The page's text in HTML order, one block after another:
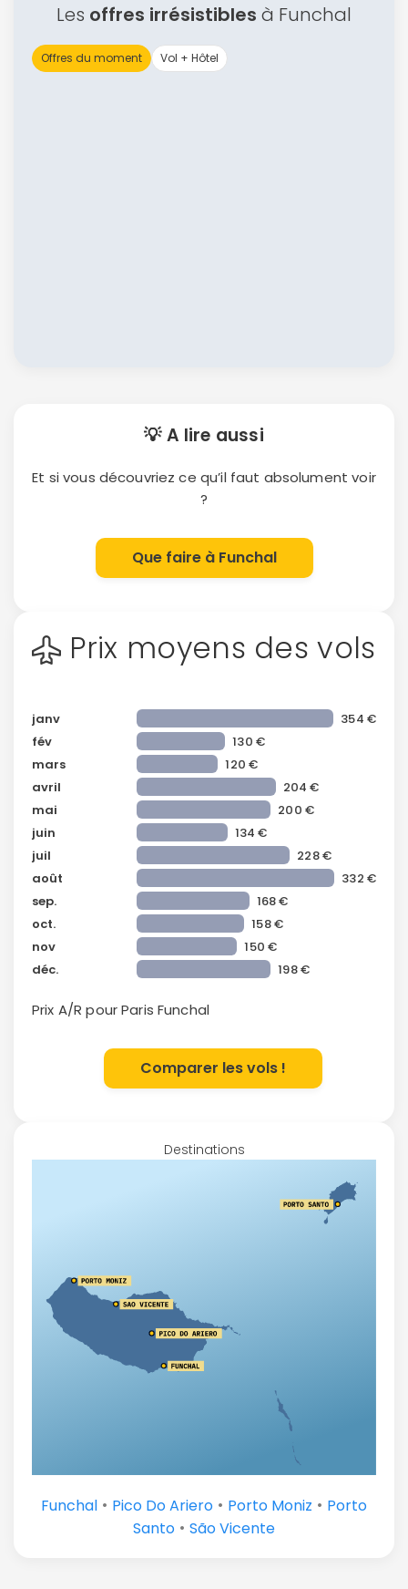
Les offres irrésistibles à Funchal
Offres du moment Vol + Hôtel
💡 A lire aussi
Et si vous découvriez ce qu’il faut absolument voir
?
Que faire à Funchal
Prix moyens des vols
janv
354 €
fév
130 €
mars
120 €
avril
204 €
mai
200 €
juin
134 €
juil
228 €
août
332 €
sep.
168 €
oct.
158 €
nov
150 €
déc.
198 €
Prix A/R pour Paris Funchal
Comparer les vols !
Destinations
Funchal • Pico Do Ariero • Porto Moniz • Porto
Santo • São Vicente